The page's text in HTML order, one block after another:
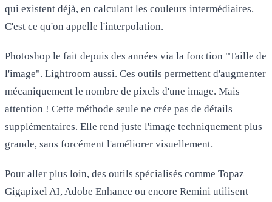
qui existent déjà, en calculant les couleurs intermédiaires.
C'est ce qu'on appelle l'interpolation.
Photoshop le fait depuis des années via la fonction "Taille de
l'image". Lightroom aussi. Ces outils permettent d'augmenter
mécaniquement le nombre de pixels d'une image. Mais
attention ! Cette méthode seule ne crée pas de détails
supplémentaires. Elle rend juste l'image techniquement plus
grande, sans forcément l'améliorer visuellement.
Pour aller plus loin, des outils spécialisés comme Topaz
Gigapixel AI, Adobe Enhance ou encore Remini utilisent